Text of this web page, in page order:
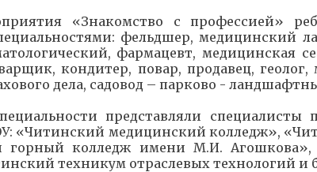
«Знакомство с профессией»
фельдшер, медицинский
фармацевт, медицинская
кондитер, повар, продавец,
дела, садовод – парково -
представляли специалисты
«Читинский медицинский колледж»,
горный колледж имени М.И.
техникум отраслевых технологий и